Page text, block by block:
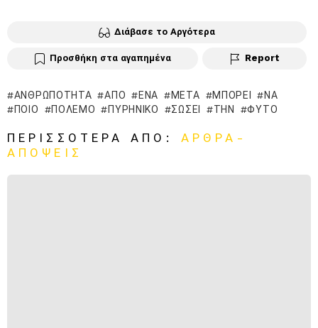
Διάβασε το Αργότερα
Προσθήκη στα αγαπημένα Report
ἈΝΘΡΩΠΌΤΗΤΑ ΑΠΌ ΈΝΑ ΜΕΤΆ ΜΠΟΡΕΊ
ΝΑ
ΠΟΙΟ
ΠΌΛΕΜΟ ΠΥΡΗΝΙΚΌ ΣΏΣΕΙ ΤΗΝ ΦΥΤΌ
ΠΕΡΙΣΣΌΤΕΡΑ ΑΠΌ: ΑΡΘΡΑ-
ΑΠΟΨΕΙΣ